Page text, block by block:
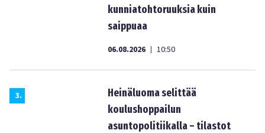
kunniatohtoruuksia kuin
saippuaa
06.08.2026 | 10:50
3.
Heinäluoma selittää
koulushoppailun
asuntopolitiikalla – tilastot